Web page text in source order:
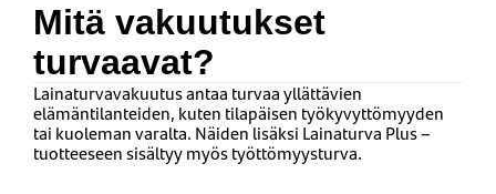
Mitä vakuutukset
turvaavat?
Lainaturvavakuutus antaa turvaa yllättävien
elämäntilanteiden, kuten tilapäisen työkyvyttömyyden
tai kuoleman varalta. Näiden lisäksi Lainaturva Plus –
tuotteeseen sisältyy myös työttömyysturva.